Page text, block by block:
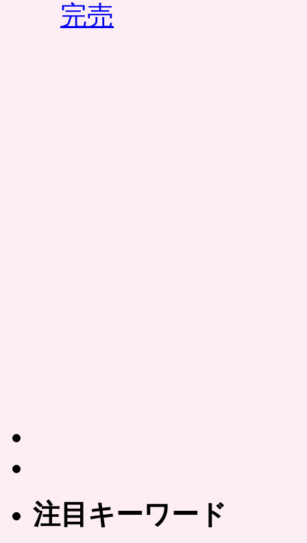
完売
注目キーワード